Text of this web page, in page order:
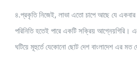
৪.প্রকৃতি নিজেই, লাভা এতো চাপে আছে যে একবার
পরিনিতি হতেই পারে একটি সক্রিয়
ঘটিয়ে মূহুর্তে যেকোনো ছোট দেশ বাংলাদেশ এর মত